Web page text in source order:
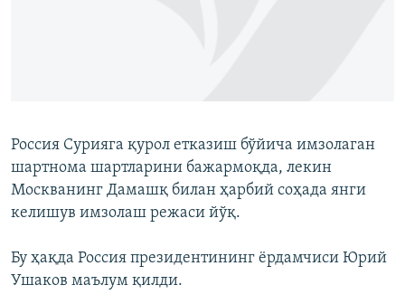
Россия Сурияга қурол етказиш бўйича имзолаган
шартнома шартларини бажармоқда, лекин
Москванинг Дамашқ билан ҳарбий соҳада янги
келишув имзолаш режаси йўқ.
Бу ҳақда Россия президентининг ёрдамчиси Юрий
Ушаков маълум қилди.